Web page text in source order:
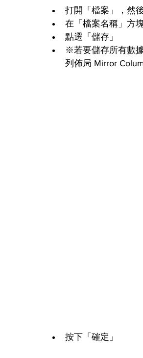
打開「檔案」，然
在「檔案名稱」方
點選「儲存」
※若要儲存所有數
列佈局 Mirror
按下「確定」